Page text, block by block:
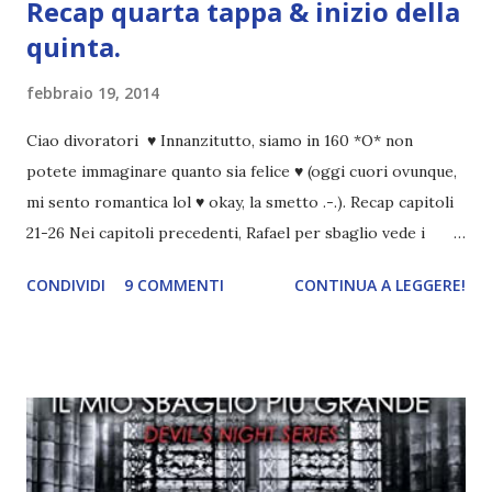
Recap quarta tappa & inizio della
quinta.
febbraio 19, 2014
Ciao divoratori ♥ Innanzitutto, siamo in 160 *O* non
potete immaginare quanto sia felice ♥ (oggi cuori ovunque,
mi sento romantica lol ♥ okay, la smetto .-.). Recap capitoli
21-26 Nei capitoli precedenti, Rafael per sbaglio vede i
incontrano e Hesediel mostra loro come combattere i puri.
angelo puro, Elemiah. Ma, a differenza di cosa pensano,
l'angelo non ha intenzione di fare una strage, piuttosto è lì
per avvertili che Mikael non è più "l'angelo puro" che
CONDIVIDI 9 COMMENTI CONTINUA A LEGGERE!